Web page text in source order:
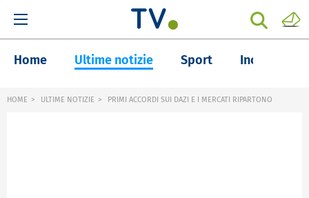
Home Ultime notizie Sport Inchieste
HOME ULTIME NOTIZIE PRIMI ACCORDI SUI DAZI E I MERCATI RIPARTONO